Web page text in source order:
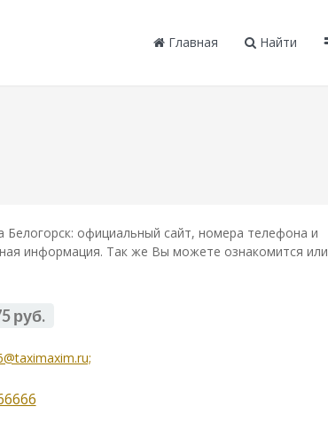
Главная Найти
официальный сайт, номера телефона и
информация. Так же Вы можете ознакомится или
руб.